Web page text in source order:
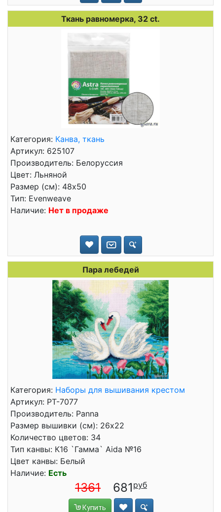
Ткань равномерка, 32 ct.
Категория: Канва, ткань
Артикул: 625107
Производитель: Белоруссия
Цвет: Льняной
Размер (см): 48x50
Тип: Evenweave
Наличие: Нет в продаже
Пара лебедей
Категория: Наборы для вышивания крестом
Артикул: PT-7077
Производитель: Panna
Размер вышивки (см): 26x22
Количество цветов: 34
Тип канвы: К16 `Гамма` Aida №16
Цвет канвы: Белый
Наличие: Есть
1361 681
Купить